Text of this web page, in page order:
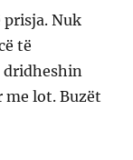
prisja. Nuk
të
dridheshin
lot. Buzët